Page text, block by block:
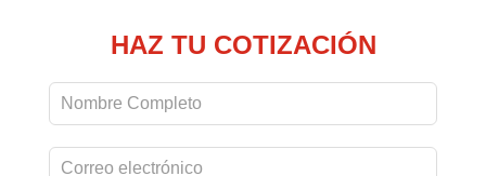
HAZ TU COTIZACIÓN